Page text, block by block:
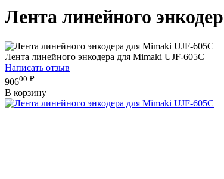
Лента линейного
Лента линейного энкодера для Mimaki UJF-605C
Написать отзыв
90600 ₽
В корзину